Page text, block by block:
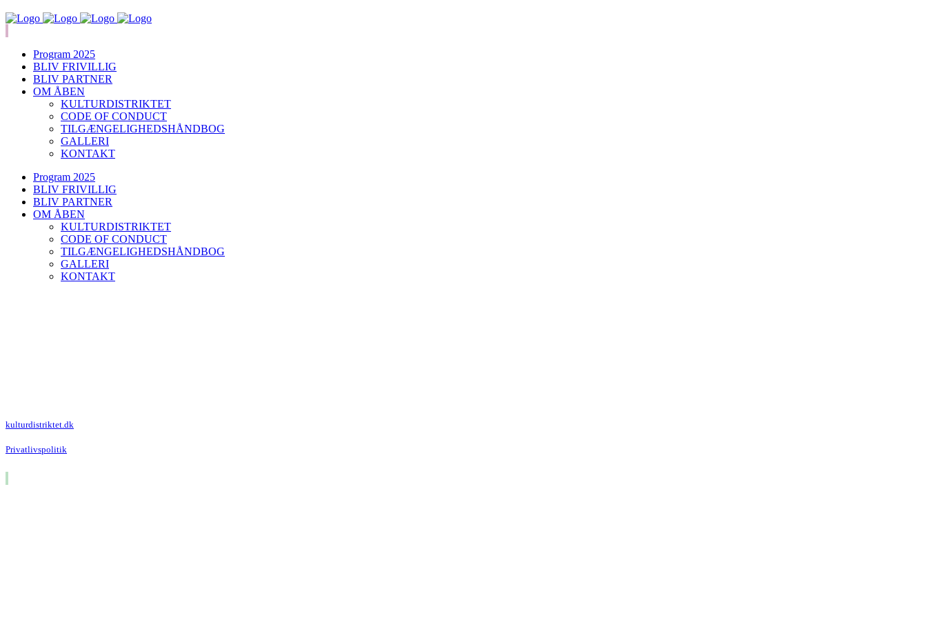
Program 2025
BLIV FRIVILLIG
BLIV PARTNER
OM ÅBEN
KULTURDISTRIKTET
CODE OF CONDUCT
TILGÆNGELIGHEDSHÅNDBOG
GALLERI
KONTAKT
Program 2025
BLIV FRIVILLIG
BLIV PARTNER
OM ÅBEN
KULTURDISTRIKTET
CODE OF CONDUCT
TILGÆNGELIGHEDSHÅNDBOG
GALLERI
KONTAKT
kulturdistriktet.dk
Privatlivspolitik